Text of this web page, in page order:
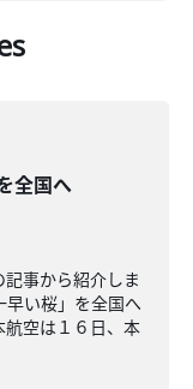
全国へ
事から紹介しま
早い桜」を全国へ
空は１６日、本